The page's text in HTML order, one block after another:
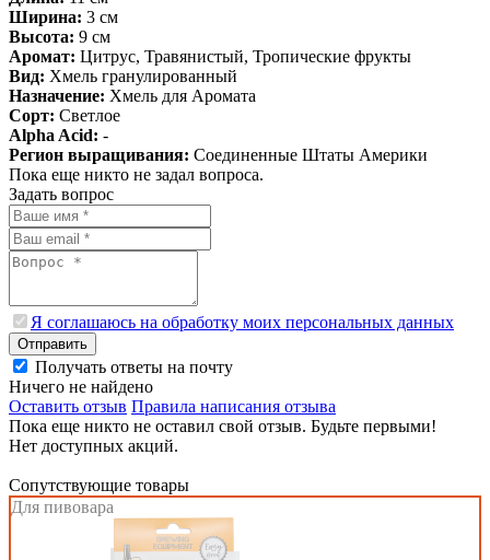
Ширина: 3 см
Высота: 9 см
Аромат: Цитрус, Травянистый, Тропические фрукты
Вид: Хмель гранулированный
Назначение: Хмель для Аромата
Сорт: Светлое
Alpha Acid: -
Регион выращивания: Соединенные Штаты Америки
Пока еще никто не задал вопроса.
Задать вопрос
Я соглашаюсь на обработку моих персональных данных
Отправить
Получать ответы на почту
Ничего не найдено
Оставить отзыв Правила написания отзыва
Пока еще никто не оставил свой отзыв. Будьте первыми!
Нет доступных акций.
Сопутствующие товары
Для пивовара